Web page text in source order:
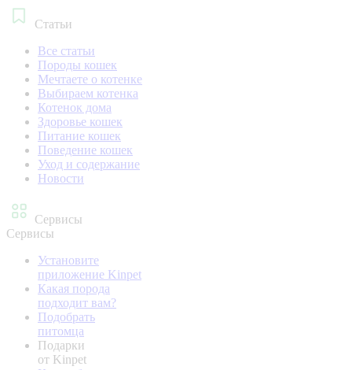
Статьи
Все статьи
Породы кошек
Мечтаете о котенке
Выбираем котенка
Котенок дома
Здоровье кошек
Питание кошек
Поведение кошек
Уход и содержание
Новости
Сервисы
Сервисы
Установите
приложение Kinpet
Какая порода
подходит вам?
Подобрать
питомца
Подарки
от Kinpet